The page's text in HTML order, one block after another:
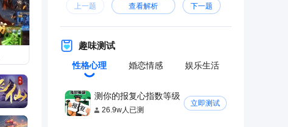
上一题 查看解析 下一题
趣味测试
性格心理
婚恋情感 娱乐生活
测你的报复心指数等级
26.9w人已测
立即测试